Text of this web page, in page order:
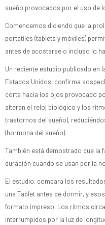
sueño provocados por el uso de
Comencemos diciendo que la
portátiles (tablets y móviles)
antes de acostarse o incluso lo
Un reciente estudio publicado en
Estados Unidos, confirma
corta hacia los ojos provocado
alteran el reloj biológico y los
trastornos del sueño),
(hormona del sueño).
También está demostrado que la
duración cuando se usan por la
El estudio, compara los
una Tablet antes de dormir, y
formato impreso. Los ritmos
interrumpidos por la luz de